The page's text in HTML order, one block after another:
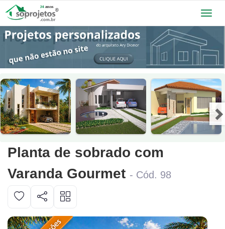
Planta de sobrado com
Varanda Gourmet - Cód. 98